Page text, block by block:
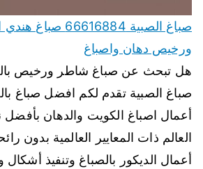
صباغ الصبية
ورخيص دهان واصباغ
هل تبحث عن صباغ شاطر ورخيص
صباغ الصبية تقدم لكم افضل صباغ
أعمال اصباغ الكويت والدهان
العالم ذات المعايير العالمية بدون
أعمال الديكور بالصباغ وتنفيذ أشكال